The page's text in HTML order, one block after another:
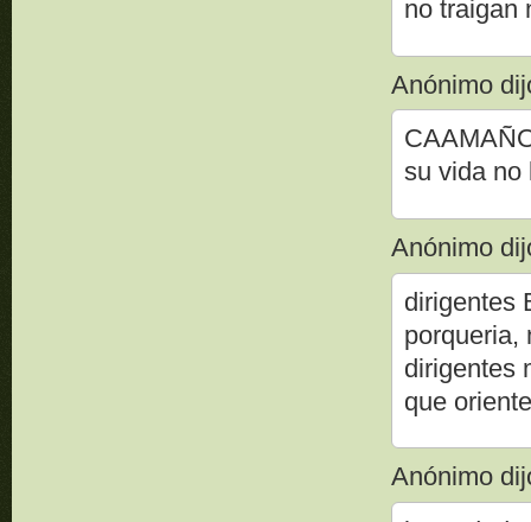
no traigan
Anónimo
su vida no
Anónimo
dirigentes
porqueria,
dirigentes
que
Anónimo